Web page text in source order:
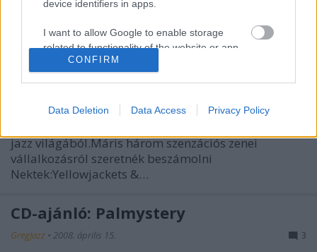
device identifiers in apps.
I want to allow Google to enable storage
related to functionality of the website or app.
I want to allow Google to enable storage
related to security, including authentication
functionality and fraud prevention, and other
user protection.
CONFIRM
Data Deletion Data Access Privacy Policy
Hírek: Fergeteges (in)formációk
2008. május 28.
hónap végén összefoglalni az adott időszak
jazz világából.Máris három szenzációs zenei
vállalkozásról szeretnék beszámolni
Nektek:Yellowjackets &…
CD-ajánló: Palmystery
GregJazz • 2008. április 15. 3